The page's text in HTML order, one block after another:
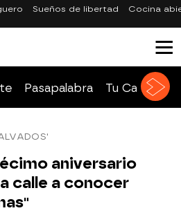
Sueños de libertad Cocina
Pasapalabra Tu Cara Me
aniversario
calle a conocer